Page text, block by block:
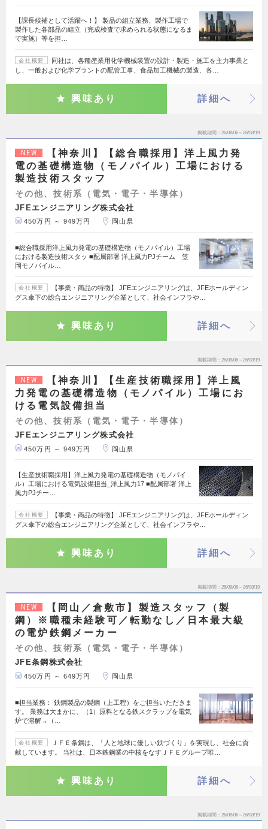
【課長候補として活躍へ！】 製品の組立業務、製作工場で
製作した各部品の組立（完成検査で求められる状態になるま
で実施）等を担…
会社概要
同社は、各種産業用化学機械装置の設計・製造・施工を主力事業と
し、一般および化学プラントの配管工事、食品加工機械の製造、各…
興味あり 詳細へ
掲載期間 26/08/06～26/08/19
NEW
【神奈川】【総合職採用】洋上風力発
電の基礎構造物（モノパイル）工場における
製造技術スタッフ
その他、技術系（電気・電子・半導体）
JFEエンジニアリング株式会社
450万円 ～ 949万円 岡山県
■総合職採用洋上風力発電の基礎構造物（モノパイル）工場
における製造技術スタッ ■配属部署 洋上風力PJチーム 笠
岡モノパイル…
会社概要
【事業・商品の特徴】 JFEエンジニアリングは、JFEホールディン
グス傘下の総合エンジニアリング企業として、社会インフラや…
興味あり 詳細へ
掲載期間 26/08/06～26/08/19
NEW
【神奈川】【生産技術職採用】洋上風
力発電の基礎構造物（モノパイル）工場にお
ける電気設備担当
その他、技術系（電気・電子・半導体）
JFEエンジニアリング株式会社
450万円 ～ 949万円 岡山県
【生産技術職採用】洋上風力発電の基礎構造物（モノパイ
ル）工場における電気設備担当_洋上風力17 ■配属部署 洋上
風力PJチー…
会社概要
【事業・商品の特徴】 JFEエンジニアリングは、JFEホールディン
グス傘下の総合エンジニアリング企業として、社会インフラや…
興味あり 詳細へ
掲載期間 26/08/06～26/08/19
NEW
【岡山／倉敷市】製造スタッフ（製
鋼）※職種未経験可／転勤なし／日本最大級
の電炉鉄鋼メーカー
その他、技術系（電気・電子・半導体）
JFE条鋼株式会社
450万円 ～ 649万円 岡山県
■担当業務： 鉄鋼製品の製鋼（上工程）をご担当いただきま
す。 業務は大まかに、（1）原料となる鉄スクラップを電気
炉で溶解→（…
会社概要
ＪＦＥ条鋼は、「人と地球に優しい鉄づくり」を実現し、社会に貢
献しています。 当社は、日本鉄鋼業の中核をなすＪＦＥグループ唯…
興味あり 詳細へ
掲載期間 26/08/06～26/08/19